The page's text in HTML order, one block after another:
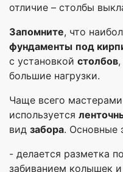
отличие – столбы
Запомните, что
фундаменты под
с установкой столбов
большие нагрузки.
Чаще всего
используется
вид забора. Основные
- делается разметка
забиванием колышек